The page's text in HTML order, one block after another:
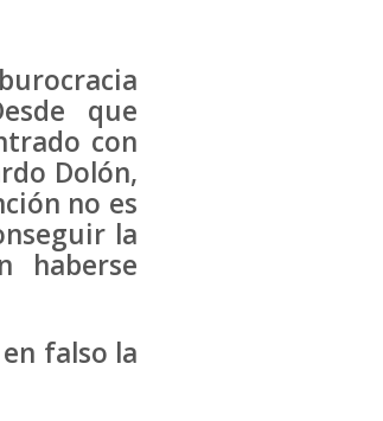
que
con
Dolón,
no es
la
haberse
falso la